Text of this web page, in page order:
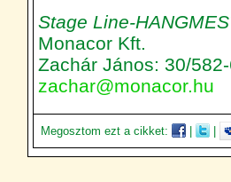
Stage Line-
Monacor Kft.
Zachár János: 30/
zachar@monacor.hu
Megosztom ezt a cikket: